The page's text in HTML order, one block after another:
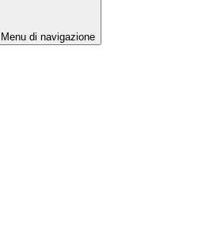
Menu di navigazione